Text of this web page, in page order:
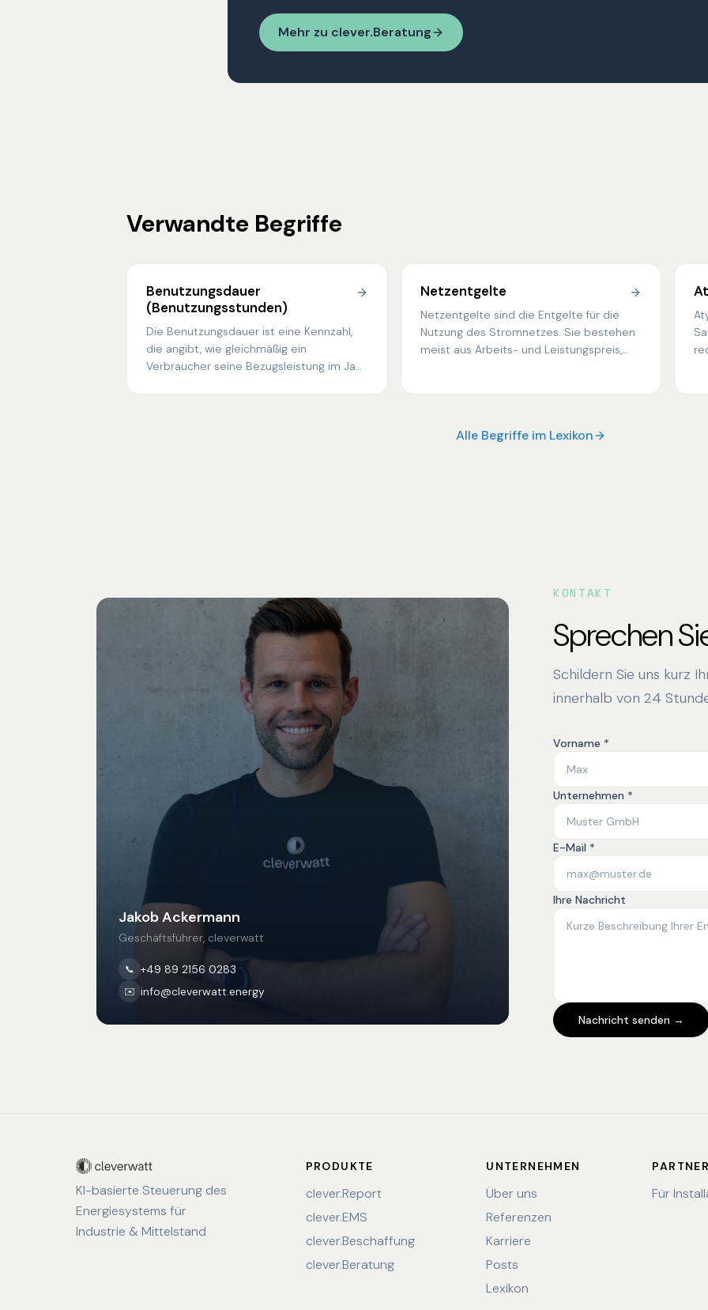
Mehr zu clever.Beratung
Verwandte Begriffe
Benutzungsdauer
(Benutzungsstunden)
Die Benutzungsdauer ist eine Kennzahl,
die angibt, wie gleichmäßig ein
Verbraucher seine Bezugsleistung im Jahr
Netzentgelte
Netzentgelte sind die Entgelte für die
Nutzung des Stromnetzes. Sie bestehen
meist aus Arbeits- und Leistungspreis,
Alle Begriffe im Lexikon
Jakob Ackermann
Geschäftsführer, cleverwatt
📞 +49 89 2156 0283
✉️ info@cleverwatt.energy
KONTAKT
Sprechen
Schildern Sie uns kurz
innerhalb von 24
Vorname *
Unternehmen *
E-Mail *
Ihre Nachricht
Nachricht senden →
KI-basierte Steuerung des
Energiesystems für
Industrie & Mittelstand
PRODUKTE
clever.Report
clever.EMS
clever.Beschaffung
clever.Beratung
UNTERNEHMEN
Über uns
Referenzen
Karriere
Posts
Lexikon
Für